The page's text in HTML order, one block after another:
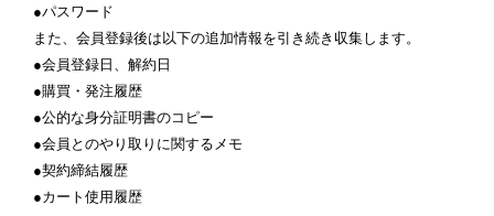
●パスワード
また、会員登録後は以下の追加情報を引き続き収集します。
●会員登録日、解約日
●購買・発注履歴
●公的な身分証明書のコピー
●会員とのやり取りに関するメモ
●契約締結履歴
●カート使用履歴